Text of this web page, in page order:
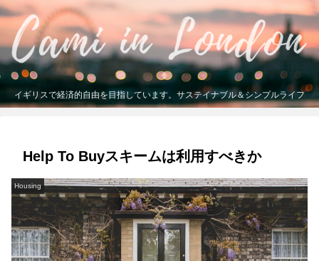
イギリスで経済的自由を目指しています。サステイナブル＆シンプルライフ
Help To Buyスキームは利用すべきか
Housing